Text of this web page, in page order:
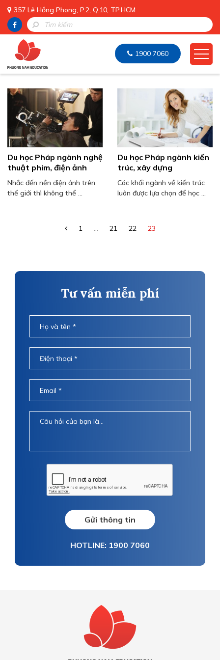
357 Lê Hồng Phong, P.2, Q.10, TP.HCM
1900 7060
Du học Pháp ngành nghệ
thuật phim, điện ảnh
Nhắc đến nền điện ảnh trên
thế giới thì không thể ...
Du học Pháp ngành kiến
trúc, xây dựng
Các khối ngành về kiến trúc
luôn được lựa chọn để học ...
1 ... 21 22 23
Tư vấn miễn phí
Gửi thông tin
HOTLINE: 1900 7060